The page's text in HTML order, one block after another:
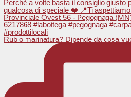
Rub o marinatura? Dipende da cosa